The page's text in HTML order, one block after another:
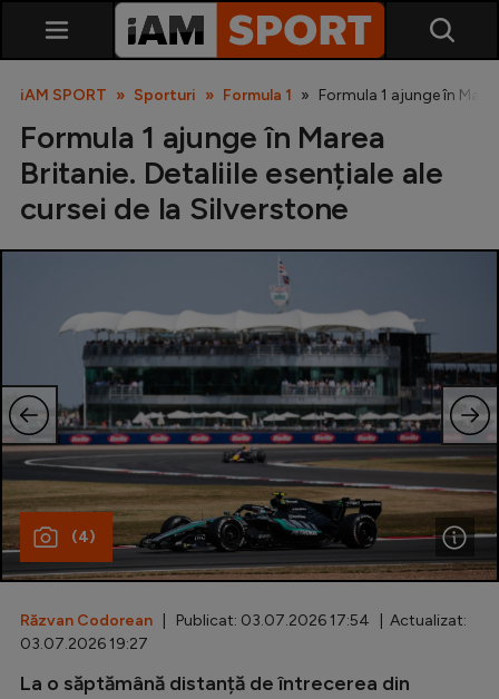
Liga 2
Cupa României
Echipa Națională
U21
Fotbal feminin
Special
Diverse
Inedit
iAM SPORT Sporturi Formula 1 Formula 1 ajunge în
Formula 1 ajunge în Marea
Britanie. Detaliile esențiale ale
cursei de la Silverstone
(4)
Răzvan Codorean | Publicat: 03.07.2026 17:54 | Actualizat:
03.07.2026 19:27
La o săptămână distanță de întrecerea din